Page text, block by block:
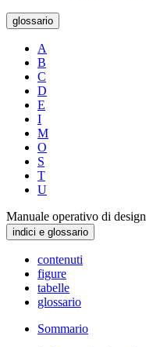
glossario
A
B
C
D
E
I
M
O
S
T
U
Manuale operativo di design
indici e glossario
contenuti
figure
tabelle
glossario
Sommario